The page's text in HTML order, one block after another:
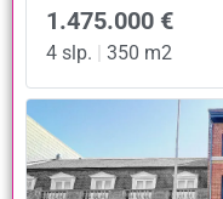
1.475.000 €
4 slp. | 350 m2